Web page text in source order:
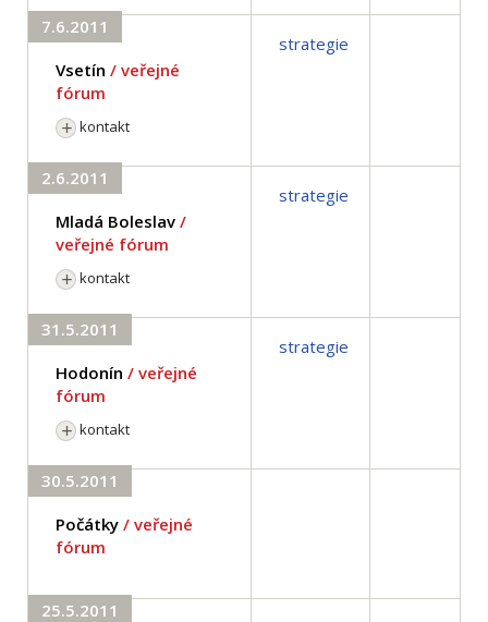
7.6.2011
Vsetín / veřejné
fórum
kontakt
strategie
2.6.2011
Mladá Boleslav /
veřejné fórum
kontakt
strategie
31.5.2011
Hodonín / veřejné
fórum
kontakt
strategie
30.5.2011
Počátky / veřejné
fórum
25.5.2011